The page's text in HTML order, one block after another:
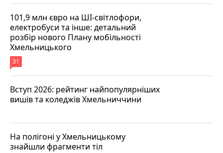
101,9 млн євро на ШІ-світлофори,
електробуси та інше: детальний
розбір нового Плану мобільності
Хмельницького
31
Вступ 2026: рейтинг найпопулярніших
вишів та коледжів Хмельниччини
На полігоні у Хмельницькому
знайшли фрагменти тіл